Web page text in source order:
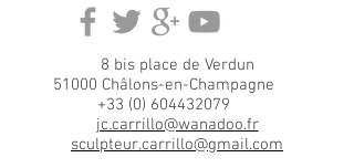
8 bis place de Verdun
51000 Châlons-en-Champagne
+33 (0) 604432079
jc.carrillo@wanadoo.fr
sculpteur.carrillo@gmail.com